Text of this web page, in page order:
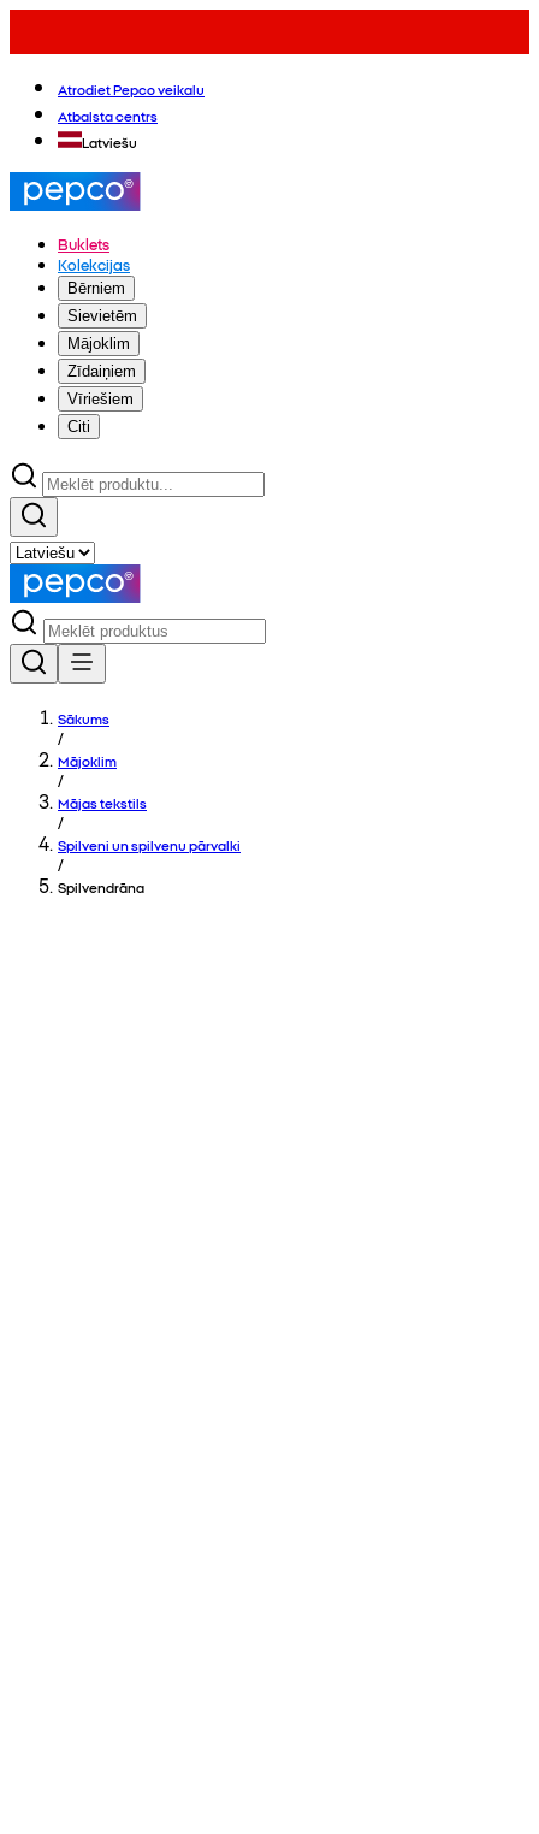
Atrodiet Pepco veikalu
Atbalsta centrs
Latviešu
Buklets
Kolekcijas
Bērniem
Sievietēm
Mājoklim
Zīdaiņiem
Vīriešiem
Citi
Sākums
/
Mājoklim
/
Mājas tekstils
/
Spilveni un spilvenu pārvalki
/
Spilvendrāna